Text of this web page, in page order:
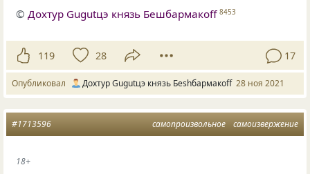
©Дохтур Gugutцэ князь Бешбармакоff 8453
119 28 17
Опубликовал Дохтур Gugutцэ князь Беshбармакоff 28 ноя 2021
самопроизвольное самоизвержение
#1713596
18+